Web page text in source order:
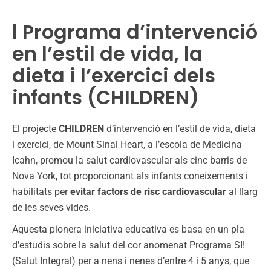
l Programa d’intervenció
en l’estil de vida, la
dieta i l’exercici dels
infants (CHILDREN)
El projecte CHILDREN d’intervenció en l’estil de vida, dieta
i exercici, de Mount Sinai Heart, a l’escola de Medicina
Icahn, promou la salut cardiovascular als cinc barris de
Nova York, tot proporcionant als infants coneixements i
habilitats perevitar factors de risc cardiovascular al llarg
de les seves vides.
Aquesta pionera iniciativa educativa es basa en un pla
d’estudis sobre la salut del cor anomenat Programa SI!
(Salut Integral) per a nens i nenes d’entre 4 i 5 anys, que